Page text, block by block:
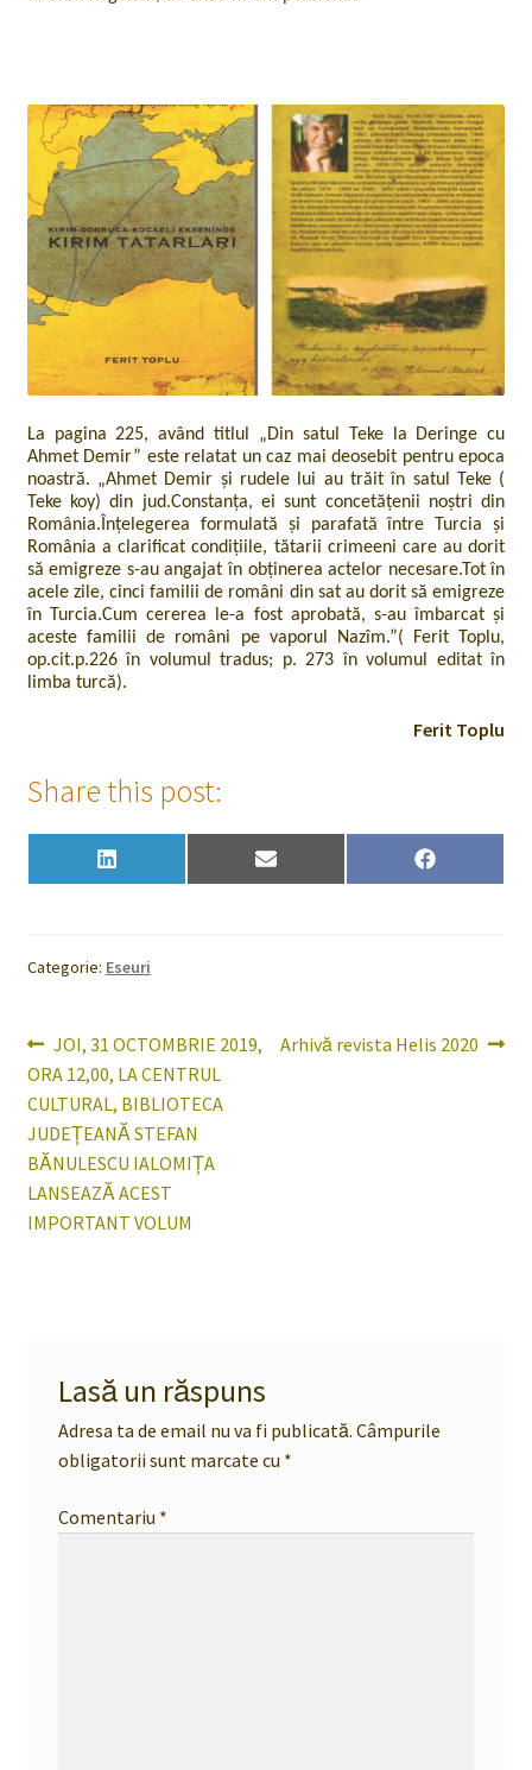
La pagina 225, având titlul „Din satul Teke la Deringe cu
Ahmet Demir” este relatat un caz mai deosebit pentru epoca
noastră. „Ahmet Demir și rudele lui au trăit în satul Teke (
Teke koy) din jud.Constanța, ei sunt concetățenii noștri din
România.Înțelegerea formulată și parafată între Turcia și
România a clarificat condițiile, tătarii crimeeni care au dorit
să emigreze s-au angajat în obținerea actelor necesare.Tot în
acele zile, cinci familii de români din sat au dorit să emigreze
în Turcia.Cum cererea le-a fost aprobată, s-au îmbarcat și
aceste familii de români pe vaporul Nazîm.”( Ferit Toplu,
op.cit.p.226 în volumul tradus; p. 273 în volumul editat în
limba turcă).
Ferit Toplu
Share this post:
Share
on
L
i
d
I
Share
on
E
m
Share
on
F
a
Categorie: Eseuri
Navigare
în
articole
Articolul
anterior:
JOI, 31 OCTOMBRIE 2019,
ORA 12,00, LA CENTRUL
CULTURAL, BIBLIOTECA
JUDEŢEANĂ STEFAN
BĂNULESCU IALOMIŢA
LANSEAZĂ ACEST
IMPORTANT VOLUM
Articolul
Arhivă revista Helis 2020
Lasă un răspuns
Adresa ta de email nu va fi publicată. Câmpurile
obligatorii sunt marcate cu *
Comentariu *